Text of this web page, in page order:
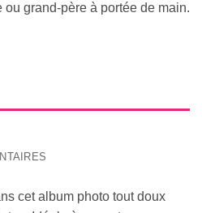
grand-père à portée de main.
cet album photo tout doux